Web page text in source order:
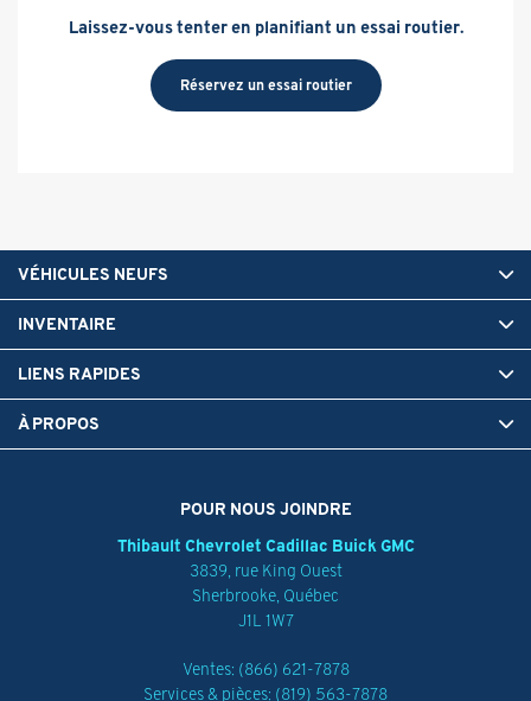
Laissez-vous tenter en planifiant un essai routier.
Réservez un essai routier
POUR NOUS JOINDRE
Thibault Chevrolet Cadillac Buick GMC
3839, rue King Ouest
Sherbrooke, Québec
J1L 1W7
Ventes: (866) 621-7878
Services & pièces: (819) 563-7878
VÉHICULES NEUFS
INVENTAIRE
LIENS RAPIDES
À PROPOS